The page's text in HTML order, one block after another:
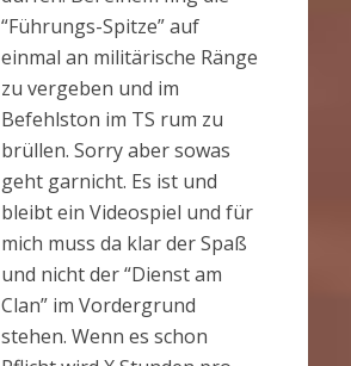
“Führungs-Spitze” auf
einmal an militärische Ränge
zu vergeben und im
Befehlston im TS rum zu
brüllen. Sorry aber sowas
geht garnicht. Es ist und
bleibt ein Videospiel und für
mich muss da klar der Spaß
und nicht der “Dienst am
Clan” im Vordergrund
stehen. Wenn es schon